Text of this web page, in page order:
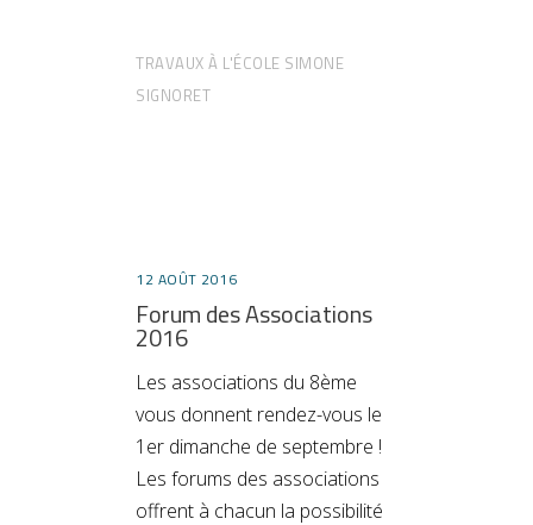
TRAVAUX À L'ÉCOLE SIMONE
SIGNORET
12 AOÛT 2016
Forum des Associations
2016
Les associations du 8ème
vous donnent rendez-vous le
1er dimanche de septembre !
Les forums des associations
offrent à chacun la possibilité